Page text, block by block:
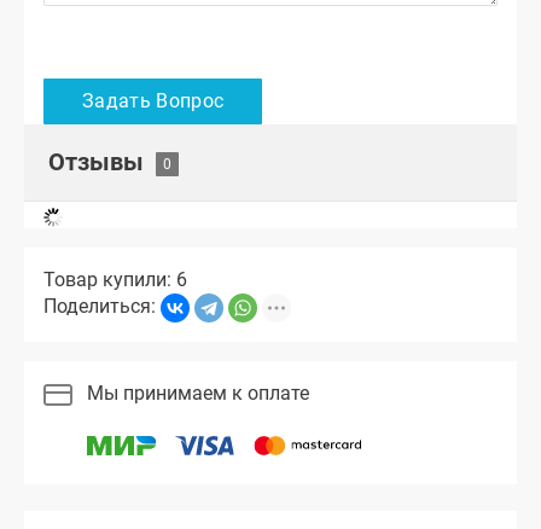
Отзывы
Товар купили: 6
Поделиться:
Мы принимаем к оплате